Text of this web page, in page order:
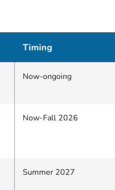
Timing
Now-ongoing
Now-Fall 2026
Summer 2027